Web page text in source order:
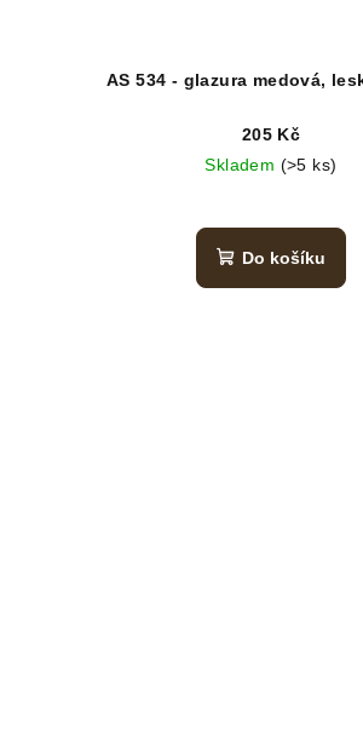
AS 534 - glazura medová,
205 Kč
Skladem (>5 ks)
Do košíku